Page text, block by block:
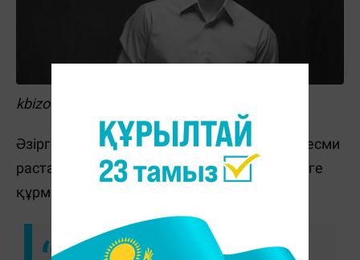
kbizoom.com
Әзірге актердің агенттігі бұл жаңалықты ресми
растаған жоқ. Желі қолданушылары актерге
құрмет білдіріп, пікір қалдырған.